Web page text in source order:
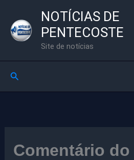
para
NOTÍCIAS DE
PENTECOSTE
Site de notícias
Pesquisar
Comentário